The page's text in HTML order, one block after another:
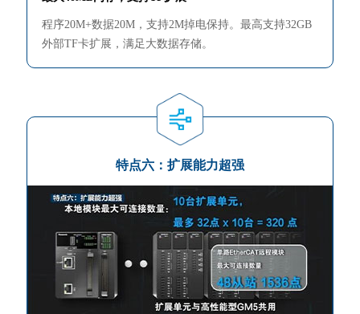
程序20M+数据20M，支持2M掉电保持。最高支持32GB
外部TF卡扩展，满足大数据存储。
特点六：扩展能力超强